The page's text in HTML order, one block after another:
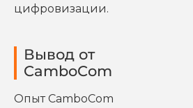
цифровизации.
Вывод от
CamboCom
Опыт CamboCom